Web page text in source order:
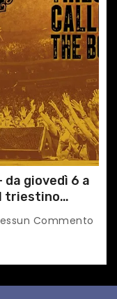
da giovedì 6 a
triestino
Commento